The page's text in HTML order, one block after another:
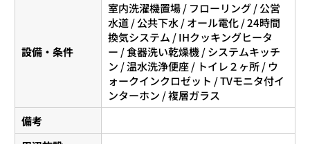
設備・条件
室内洗濯機置場 / フローリング / 公営
水道 / 公共下水 / オール電化 / 24時間
換気システム / IHクッキングヒータ
ー / 食器洗い乾燥機 / システムキッチ
ン / 温水洗浄便座 / トイレ２ヶ所 / ウ
ォークインクロゼット / TVモニタ付イ
ンターホン / 複層ガラス
備考